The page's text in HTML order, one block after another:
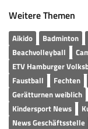
Weitere Themen
Aikido Badminton
Beachvolleyball
ETV Hamburger
Faustball
Fechten
Gerätturnen weiblich
Kindersport News
News Geschäftsstelle